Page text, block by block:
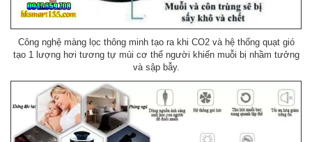
Công nghệ màng lọc thông minh tạo ra khi CO2 và hệ thống quạt gió
tạo 1 lượng hơi tương tự mùi cơ thể người khiến muỗi bị nhầm tưởng
và sập bẫy.